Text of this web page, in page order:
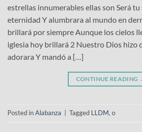
estrellas innumerables ellas son Será
eternidad Y alumbrara al mundo en
brillará por siempre Aunque los cielos
iglesia hoy brillará 2 Nuestro Dios hizo
adorara Y mandó a […]
CONTINUE READING
Posted inAlabanza Tagged LLDM, o